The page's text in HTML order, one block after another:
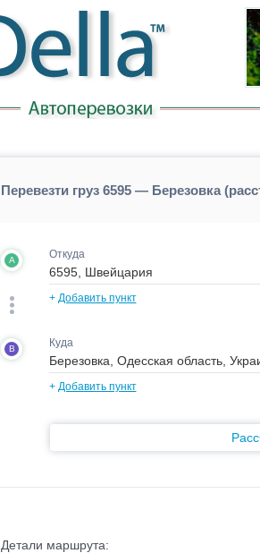
Перевезти груз 6595 — Березовка
A Откуда
+ Добавить пункт
B Куда
+ Добавить пункт
Детали маршрута: